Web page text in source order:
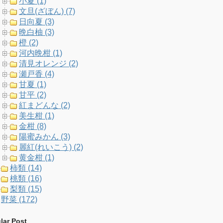
文旦(ざぼん) (7)
日向夏 (3)
晩白柚 (3)
橙 (2)
河内晩柑 (1)
清見オレンジ (2)
瀬戸香 (4)
甘夏 (1)
甘平 (2)
紅まどんな (2)
美生柑 (1)
金柑 (8)
陽蜜みかん (3)
麗紅(れいこう) (2)
黄金柑 (1)
柿類 (14)
桃類 (16)
梨類 (15)
野菜 (172)
Post